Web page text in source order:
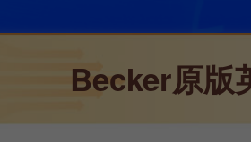
Becker原版